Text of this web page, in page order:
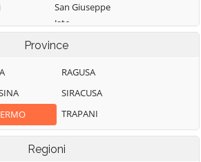
Siculo
San Giuseppe
Jato
San Mauro
Gela
Santa Flavia
Sciara
Province
RAGUSA
SIRACUSA
TRAPANI
Regioni